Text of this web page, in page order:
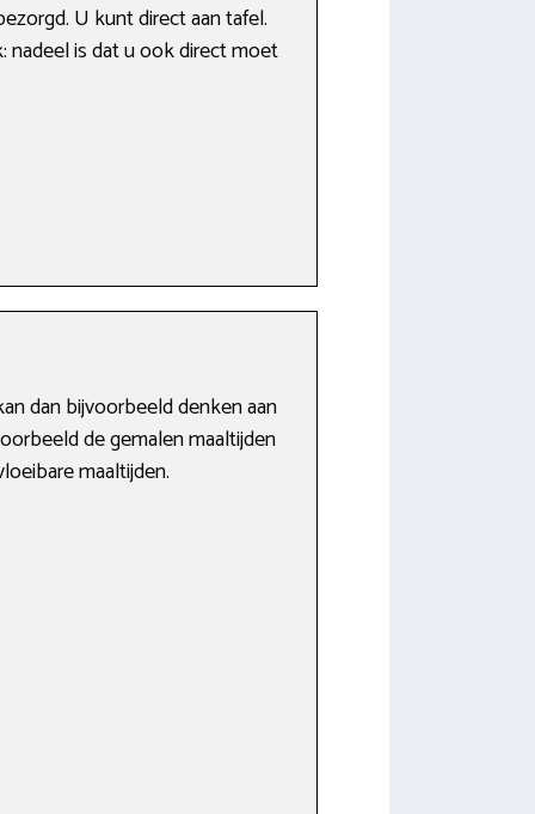
U kunt direct aan tafel.
nadeel is dat u ook direct moet
dan bijvoorbeeld denken aan
de gemalen maaltijden
maaltijden.